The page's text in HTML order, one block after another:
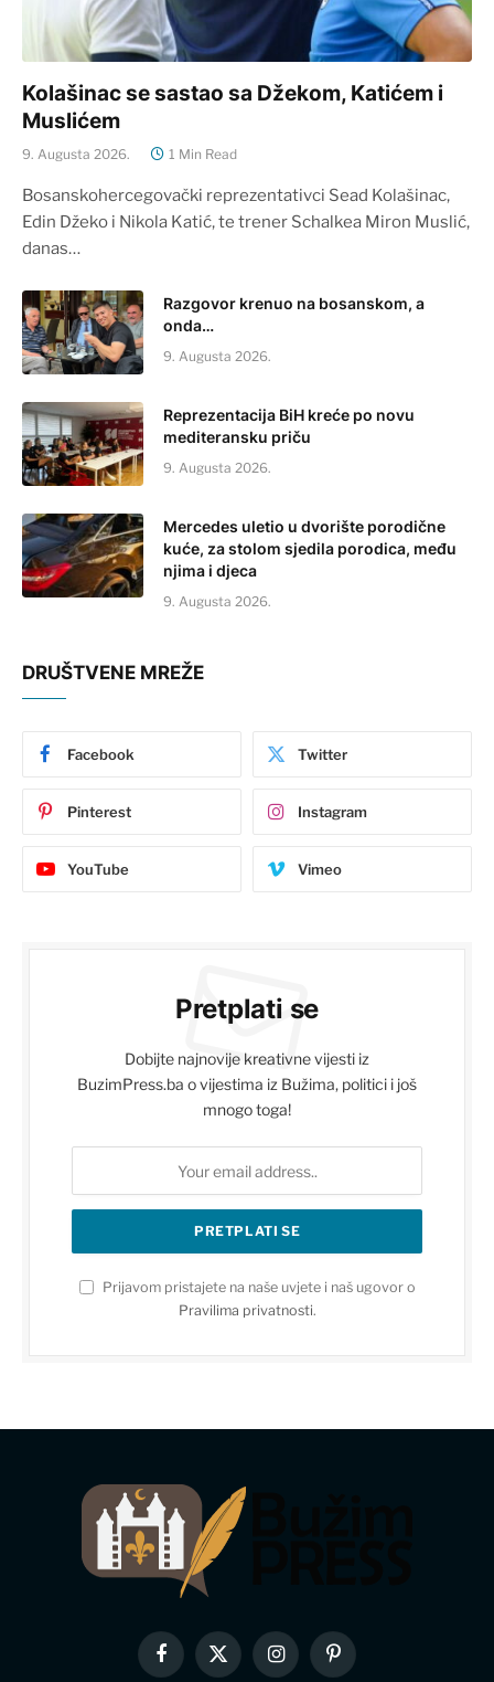
Kolašinac se sastao sa Džekom, Katićem i
Muslićem
9. Augusta 2026. 1 Min Read
Bosanskohercegovački reprezentativci Sead Kolašinac,
Edin Džeko i Nikola Katić, te trener Schalkea Miron Muslić,
danas…
Razgovor krenuo na bosanskom, a
onda…
9. Augusta 2026.
Reprezentacija BiH kreće po novu
mediteransku priču
9. Augusta 2026.
Mercedes uletio u dvorište porodične
kuće, za stolom sjedila porodica, među
njima i djeca
9. Augusta 2026.
DRUŠTVENE MREŽE
Facebook Twitter
Pinterest Instagram
YouTube Vimeo
Pretplati se
Dobijte najnovije kreativne vijesti iz
BuzimPress.ba o vijestima iz Bužima, politici i još
mnogo toga!
Prijavom pristajete na naše uvjete i naš ugovor o
Pravilima privatnosti.
Facebook
X
InstagramPinterest